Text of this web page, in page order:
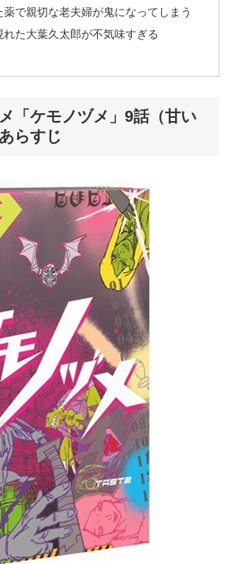
薬で親切な老夫婦が鬼になってしまう
れた大葉久太郎が不気味すぎる
「ケモノヅメ」9話（甘い
らすじ